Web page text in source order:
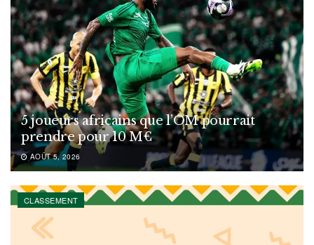
5 joueurs africains que l’OM pourrait
prendre pour 10 M€
AOÛT 5, 2026
CLASSEMENT